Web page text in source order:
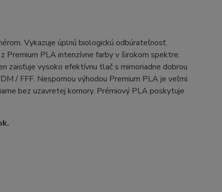
Vykazuje úplnú biologickú odbúrateľnosť.
PLA intenzívne farby v širokom spektre.
zaisťuje vysoko efektívnu tlač s mimoriadne dobrou
/ FFF. Nespornou výhodou Premium PLA je veľmi
bez uzavretej komory. Prémiový PLA poskytuje